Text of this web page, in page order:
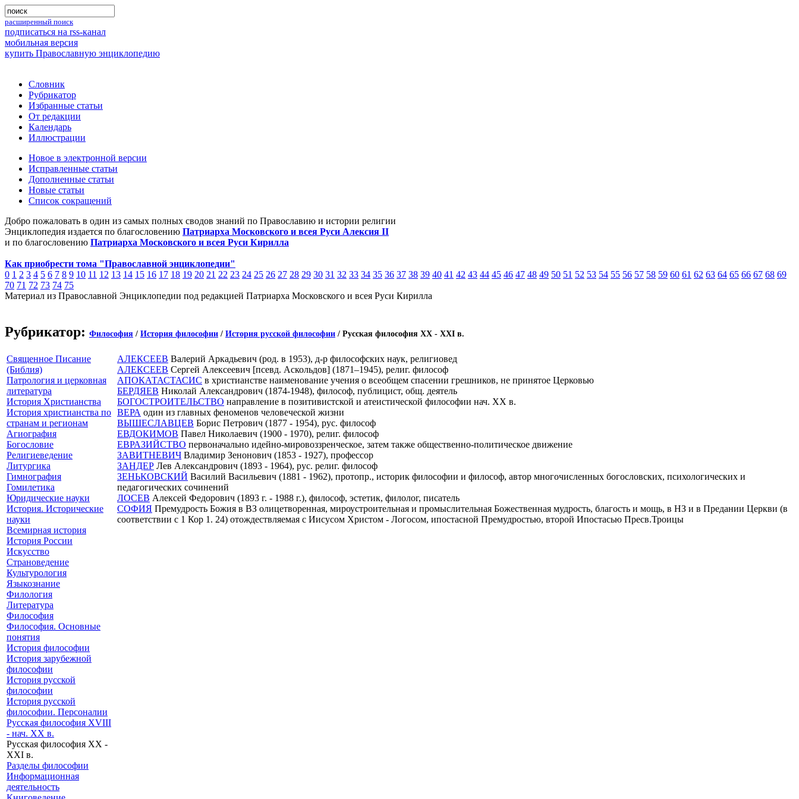
расширенный поиск
подписаться на rss-канал
мобильная версия
купить Православную энциклопедию
Словник
Рубрикатор
Избранные статьи
От редакции
Календарь
Иллюстрации
Новое в электронной версии
Исправленные статьи
Дополненные статьи
Новые статьи
Список сокращений
Добро пожаловать в один из самых полных сводов знаний по Православию и истории религии
Энциклопедия издается по благословению Патриарха Московского и всея Руси Алексия II
и по благословению Патриарха Московского и всея Руси Кирилла
Как приобрести тома "Православной энциклопедии"
0 1 2 3 4 5 6 7 8 9 10 11 12 13 14 15 16 17 18 19 20 21 22 23 24 25 26 27 28 29 30 31 32 33 34 35 36 37 38 39 40 41 42 43 44 45 46 47 48 49 50 51 52 53 54 55 56 57 58 59 60 61 62 63 64 65 66 67 68 69
70 71 72 73 74 75
Материал из Православной Энциклопедии под редакцией Патриарха Московского и всея Руси Кирилла
Рубрикатор: Философия / История философии / История русской философии / Русская философия XX - XXI в.
Священное Писание
(Библия)
Патрология и церковная
литература
История Христианства
История христианства по
странам и регионам
Агиография
Богословие
Религиеведение
Литургика
Гимнография
Гомилетика
Юридические науки
История. Исторические
науки
Всемирная история
История России
Искусство
Страноведение
Культурология
Языкознание
Филология
Литература
Философия
Философия. Основные
понятия
История философии
История зарубежной
философии
История русской
философии
История русской
философии. Персоналии
Русская философия XVIII
- нач. XX в.
Русская философия XX -
XXI в.
Разделы философии
Информационная
деятельность
АЛЕКСЕЕВ Валерий Аркадьевич (род. в 1953), д-р философских наук, религиовед
АЛЕКСЕЕВ Сергей Алексеевич [псевд. Аскольдов] (1871–1945), религ. философ
АПОКАТАСТАСИС в христианстве наименование учения о всеобщем спасении грешников, не принятое Церковью
БЕРДЯЕВ Николай Александрович (1874-1948), философ, публицист, общ. деятель
БОГОСТРОИТЕЛЬСТВО направление в позитивистской и атеистической философии нач. ХХ в.
ВЕРА один из главных феноменов человеческой жизни
ВЫШЕСЛАВЦЕВ Борис Петрович (1877 - 1954), рус. философ
ЕВДОКИМОВ Павел Николаевич (1900 - 1970), религ. философ
ЕВРАЗИЙСТВО первоначально идейно-мировоззренческое, затем также общественно-политическое движение
ЗАВИТНЕВИЧ Владимир Зенонович (1853 - 1927), профессор
ЗАНДЕР Лев Александрович (1893 - 1964), рус. религ. философ
ЗЕНЬКОВСКИЙ Василий Васильевич (1881 - 1962), протопр., историк философии и философ, автор многочисленных богословских, психологических и
педагогических сочинений
ЛОСЕВ Алексей Федорович (1893 г. - 1988 г.), философ, эстетик, филолог, писатель
СОФИЯ Премудрость Божия в ВЗ олицетворенная, мироустроительная и промыслительная Божественная мудрость, благость и мощь, в НЗ и в Предании Церкви (в
соответствии с 1 Кор 1. 24) отождествляемая с Иисусом Христом - Логосом, ипостасной Премудростью, второй Ипостасью Пресв.Троицы